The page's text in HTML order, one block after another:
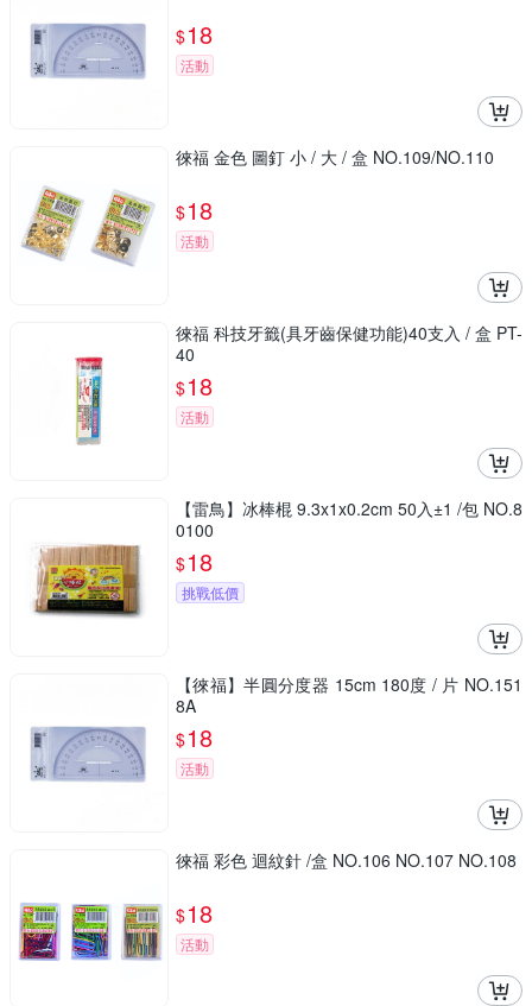
$18
活動
徠福 金色 圖釘 小 / 大 / 盒 NO.109/NO.110
$18
活動
徠福 科技牙籤(具牙齒保健功能)40支入 / 盒 PT-
40
$18
活動
【雷鳥】冰棒棍 9.3x1x0.2cm 50入±1 /包 NO.8
0100
$18
挑戰低價
【徠福】半圓分度器 15cm 180度 / 片 NO.151
8A
$18
活動
徠福 彩色 迴紋針 /盒 NO.106 NO.107 NO.108
$18
活動